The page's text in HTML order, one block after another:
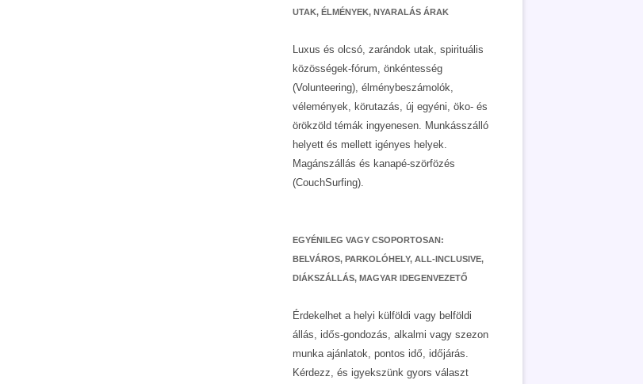
UTAK, ÉLMÉNYEK, NYARALÁS ÁRAK
Luxus és olcsó, zarándok utak, spirituális
közösségek-fórum, önkéntesség
(Volunteering), élménybeszámolók,
vélemények, körutazás, új egyéni, öko- és
örökzöld témák ingyenesen. Munkásszálló
helyett és mellett igényes helyek.
Magánszállás és kanapé-szörfözés
(CouchSurfing).
EGYÉNILEG VAGY CSOPORTOSAN:
BELVÁROS, PARKOLÓHELY, ALL-INCLUSIVE,
DIÁKSZÁLLÁS, MAGYAR IDEGENVEZETŐ
Érdekelhet a helyi külföldi vagy belföldi
állás, idős-gondozás, alkalmi vagy szezon
munka ajánlatok, pontos idő, időjárás.
Kérdezz, és igyekszünk gyors választ